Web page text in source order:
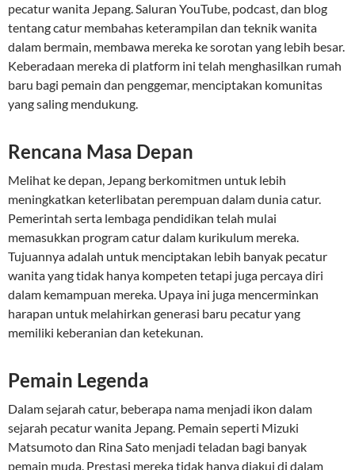
pecatur wanita Jepang. Saluran YouTube, podcast, dan blog
tentang catur membahas keterampilan dan teknik wanita
dalam bermain, membawa mereka ke sorotan yang lebih besar.
Keberadaan mereka di platform ini telah menghasilkan rumah
baru bagi pemain dan penggemar, menciptakan komunitas
yang saling mendukung.
Rencana Masa Depan
Melihat ke depan, Jepang berkomitmen untuk lebih
meningkatkan keterlibatan perempuan dalam dunia catur.
Pemerintah serta lembaga pendidikan telah mulai
memasukkan program catur dalam kurikulum mereka.
Tujuannya adalah untuk menciptakan lebih banyak pecatur
wanita yang tidak hanya kompeten tetapi juga percaya diri
dalam kemampuan mereka. Upaya ini juga mencerminkan
harapan untuk melahirkan generasi baru pecatur yang
memiliki keberanian dan ketekunan.
Pemain Legenda
Dalam sejarah catur, beberapa nama menjadi ikon dalam
sejarah pecatur wanita Jepang. Pemain seperti Mizuki
Matsumoto dan Rina Sato menjadi teladan bagi banyak
pemain muda. Prestasi mereka tidak hanya diakui di dalam